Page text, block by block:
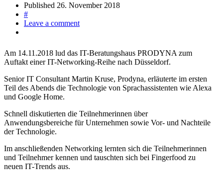
Published 26. November 2018
#
Leave a comment
Am 14.11.2018 lud das IT-Beratungshaus PRODYNA zum
Auftakt einer IT-Networking-Reihe nach Düsseldorf.
Senior IT Consultant Martin Kruse, Prodyna, erläuterte im ersten
Teil des Abends die Technologie von Sprachassistenten wie Alexa
und Google Home.
Schnell diskutierten die Teilnehmerinnen über
Anwendungsbereiche für Unternehmen sowie Vor- und Nachteile
der Technologie.
Im anschließenden Networking lernten sich die Teilnehmerinnen
und Teilnehmer kennen und tauschten sich bei Fingerfood zu
neuen IT-Trends aus.